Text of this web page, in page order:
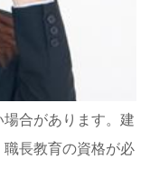
合があります。建
長教育の資格が必